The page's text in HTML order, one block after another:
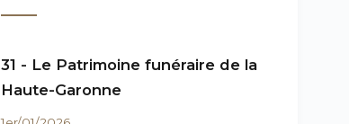
31 - Le Patrimoine funéraire de la
Haute-Garonne